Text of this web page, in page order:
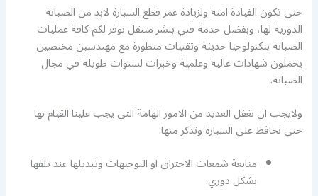
حتى تكون القيادة امنة ولزيادة عمر قطع السيارة لابد من الصيانة
الدورية لها، وبفضل خدمة فني بنشر متنقل نوفر لكم كافة عمليات
الصيانة بتكنولوجيا حديثة وتقنيات متطورة مع مهندسين مختصين
يحملون شهادات عالية وعلمية وخبرات لسنوات طويلة في مجال
الصيانة.
ولايجب ان نغفل العديد من الامور الهامة التي يجب علينا القيام بها
حتى نحافظ على السيارة ونذكر منها:
متابعة شمعات الاحتراق او البوجيهات وتبديلها عند تلفها
بشكل دوري.